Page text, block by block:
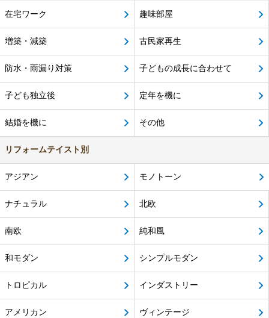
在宅ワーク 趣味部屋
増築・減築 古民家再生
防水・雨漏り対策 子どもの成長に合わせて
子ども独立後 定年を機に
結婚を機に その他
リフォームテイスト別
アジアン モノトーン
ナチュラル 北欧
南欧 純和風
和モダン シンプルモダン
トロピカル インダストリー
アメリカン ヴィンテージ